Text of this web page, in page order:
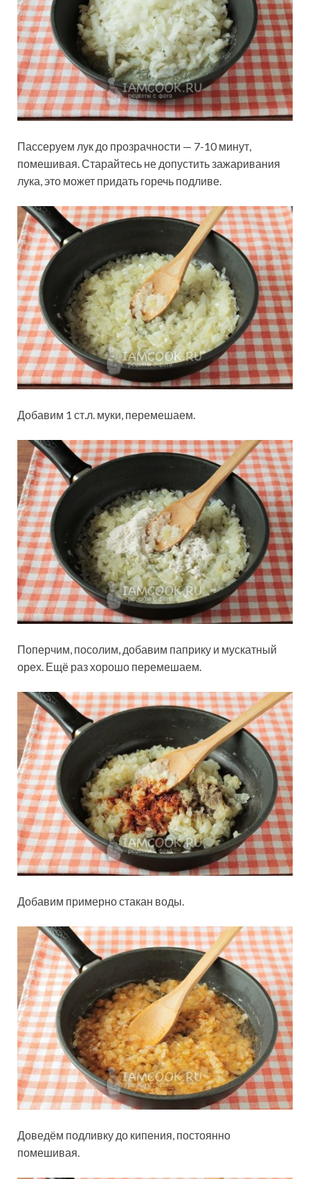
Пассеруем лук до прозрачности — 7-10 минут,
помешивая. Старайтесь не допустить зажаривания
лука, это может придать горечь подливе.
Добавим 1 ст.л. муки, перемешаем.
Поперчим, посолим, добавим паприку и мускатный
орех. Ещё раз хорошо перемешаем.
Добавим примерно стакан воды.
Доведём подливку до кипения, постоянно
помешивая.